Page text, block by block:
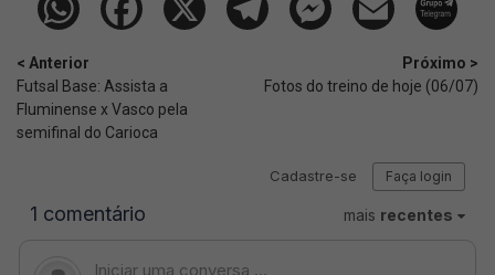
< Anterior
Futsal Base: Assista a
Fluminense x Vasco pela
semifinal do Carioca
Próximo >
Fotos do treino de hoje (06/07)